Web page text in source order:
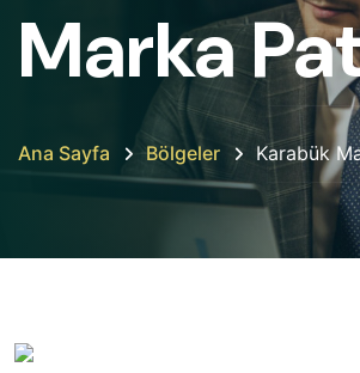
Marka
Ana Sayfa Bölgeler Karabük